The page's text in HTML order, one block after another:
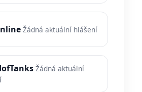
Žádná aktuální hlášení
Žádná aktuální